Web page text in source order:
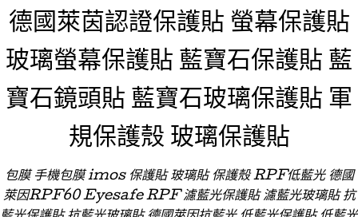
德國萊茵認證保護貼 螢幕保護貼
玻璃螢幕保護貼 藍寶石保護貼 藍
寶石鏡頭貼 藍寶石玻璃保護貼 軍
規保護殼 玻璃保護貼
包膜 手機包膜 imos 保護貼 玻璃貼 保護殼 RPF低藍光 德國
萊因RPF60 Eyesafe RPF 濾藍光保護貼 濾藍光玻璃貼 抗